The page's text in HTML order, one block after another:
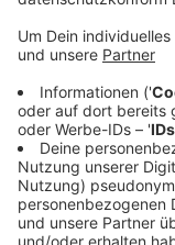
Veröffentlicht:
Anzeige
In Wesel gibt es
der
lokale Händler